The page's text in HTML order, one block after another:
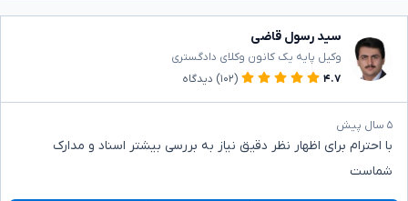
سید رسول قاضی
وکیل پایه یک کانون وکلای دادگستری
۴.۷
(۱۰۲) دیدگاه
۵ سال پیش
با احترام برای اظهار نظر دقیق نیاز به بررسی بیشتر اسناد و مدارک
شماست